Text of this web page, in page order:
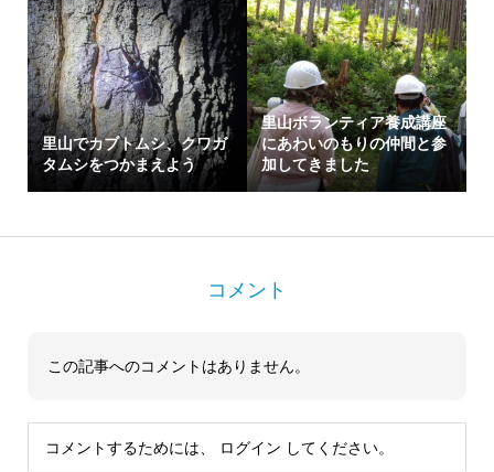
里山でカブトムシ、クワガ
タムシをつかまえよう
里山ボランティア養成講座
にあわいのもりの仲間と参
加してきました
コメント
この記事へのコメントはありません。
コメントするためには、 ログイン してください。